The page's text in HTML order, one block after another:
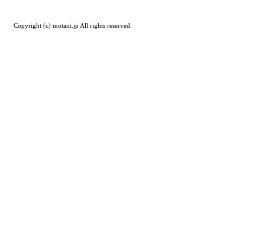
Copyright (c) motani.jp All rights reserved.